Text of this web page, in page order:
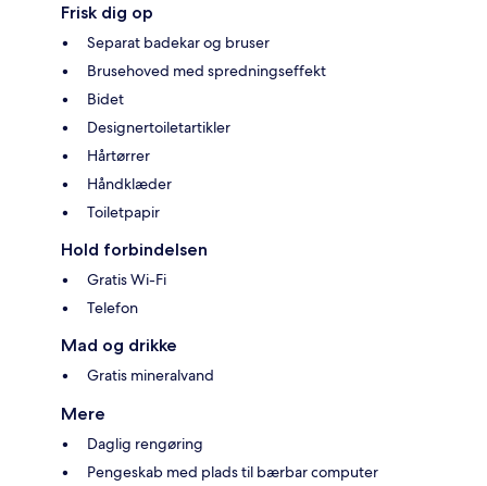
Frisk dig op
Separat badekar og bruser
Brusehoved med spredningseffekt
Bidet
Designertoiletartikler
Hårtørrer
Håndklæder
Toiletpapir
Hold forbindelsen
Gratis Wi-Fi
Telefon
Mad og drikke
Gratis mineralvand
Mere
Daglig rengøring
Pengeskab med plads til bærbar computer